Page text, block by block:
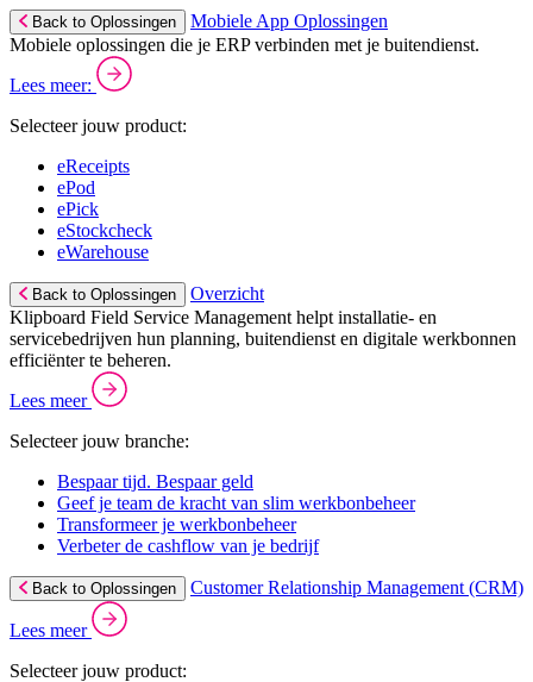
Back to Oplossingen
Mobiele App Oplossingen
Mobiele oplossingen die je ERP verbinden met je buitendienst.
Lees meer:
Selecteer jouw product:
eReceipts
ePod
ePick
eStockcheck
eWarehouse
Back to Oplossingen
Overzicht
Klipboard Field Service Management helpt installatie- en
servicebedrijven hun planning, buitendienst en digitale werkbonnen
efficiënter te beheren.
Lees meer
Selecteer jouw branche:
Bespaar tijd. Bespaar geld
Geef je team de kracht van slim werkbonbeheer
Transformeer je werkbonbeheer
Verbeter de cashflow van je bedrijf
Back to Oplossingen Customer Relationship Management (CRM)
Lees meer
Selecteer jouw product: